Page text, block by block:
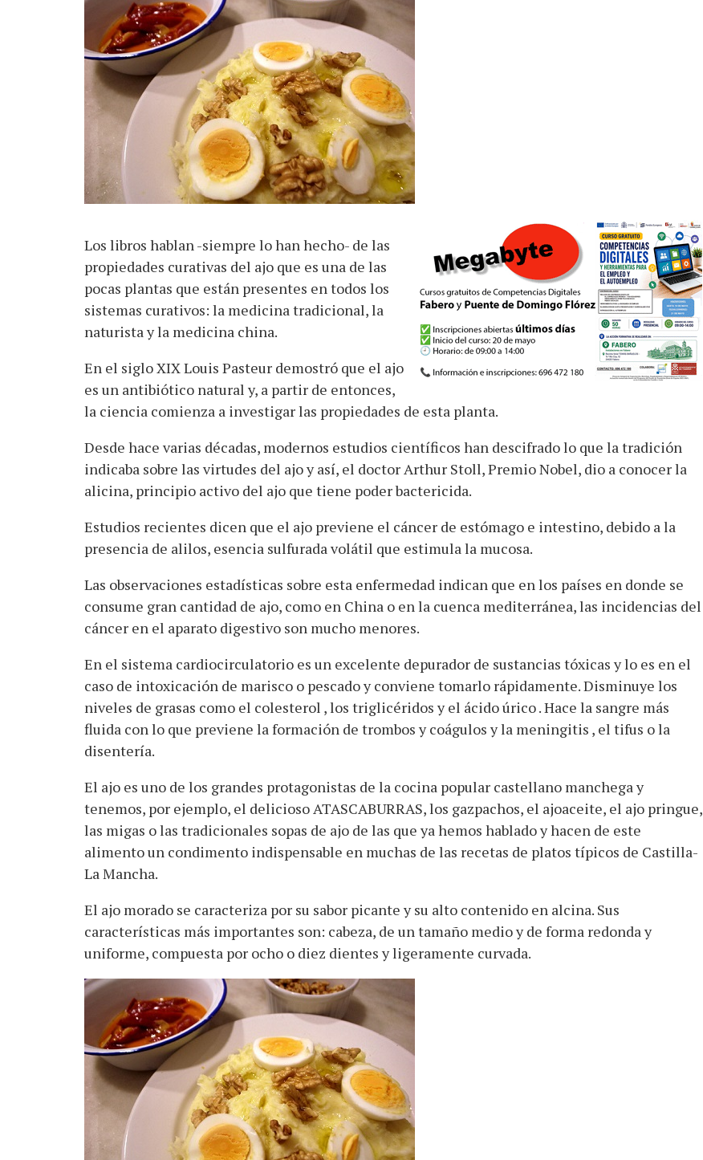
Los libros hablan -siempre lo han hecho- de las
propiedades curativas del ajo que es una de las
pocas plantas que están presentes en todos los
sistemas curativos: la medicina tradicional, la
naturista y la medicina china.
En el siglo XIX Louis Pasteur demostró que el ajo
es un antibiótico natural y, a partir de entonces,
la ciencia comienza a investigar las propiedades de esta planta.
Desde hace varias décadas, modernos estudios científicos han descifrado lo que la tradición
indicaba sobre las virtudes del ajo y así, el doctor Arthur Stoll, Premio Nobel, dio a conocer la
alicina, principio activo del ajo que tiene poder bactericida.
Estudios recientes dicen que el ajo previene el cáncer de estómago e intestino, debido a la
presencia de alilos, esencia sulfurada volátil que estimula la mucosa.
Las observaciones estadísticas sobre esta enfermedad indican que en los países en donde se
consume gran cantidad de ajo, como en China o en la cuenca mediterránea, las incidencias del
cáncer en el aparato digestivo son mucho menores.
En el sistema cardiocirculatorio es un excelente depurador de sustancias tóxicas y lo es en el
caso de intoxicación de marisco o pescado y conviene tomarlo rápidamente. Disminuye los
niveles de grasas como el colesterol , los triglicéridos y el ácido úrico . Hace la sangre más
fluida con lo que previene la formación de trombos y coágulos y la meningitis , el tifus o la
disentería.
El ajo es uno de los grandes protagonistas de la cocina popular castellano manchega y
tenemos, por ejemplo, el delicioso ATASCABURRAS, los gazpachos, el ajoaceite, el ajo pringue,
las migas o las tradicionales sopas de ajo de las que ya hemos hablado y hacen de este
alimento un condimento indispensable en muchas de las recetas de platos típicos de Castilla-
La Mancha.
El ajo morado se caracteriza por su sabor picante y su alto contenido en alcina. Sus
características más importantes son: cabeza, de un tamaño medio y de forma redonda y
uniforme, compuesta por ocho o diez dientes y ligeramente curvada.